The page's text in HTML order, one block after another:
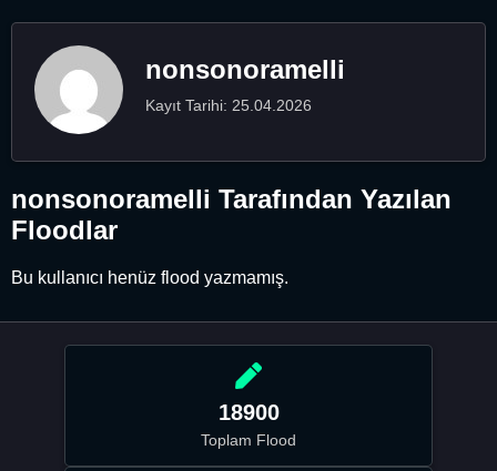
nonsonoramelli
Kayıt Tarihi: 25.04.2026
nonsonoramelli Tarafından Yazılan
Floodlar
Bu kullanıcı henüz flood yazmamış.
18900
Toplam Flood